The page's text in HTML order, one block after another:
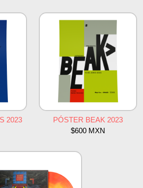
2023
PÓSTER BEAK 2023
$600 MXN